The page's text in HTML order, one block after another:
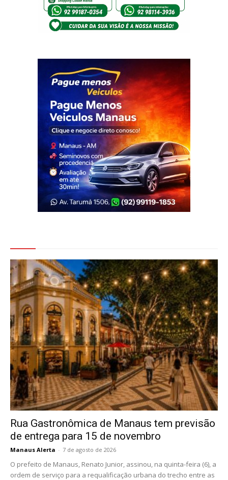
Rua Gastronômica de Manaus tem previsão
de entrega para 15 de novembro
Manaus Alerta - 7 de agosto de 2026
O prefeito de Manaus, Renato Junior, assinou, na quinta-feira (6), a
ordem de serviço para a requalificação urbana do trecho entre as